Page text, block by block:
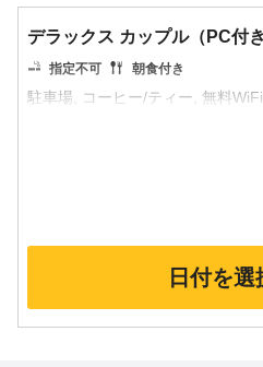
デラックス カップル（PC付き
指定不可 朝食付き
日付を選